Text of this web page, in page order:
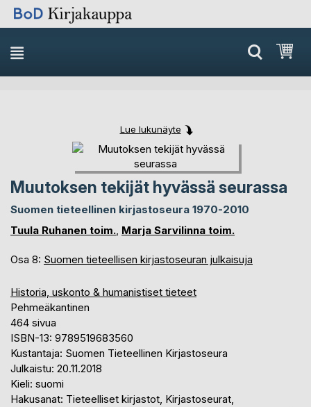
Skip
to
Content
Lue lukunäyte
Skip
to
the
end
of
images
Skip
to
the
beginning
of
images
Muutoksen tekijät hyvässä seurassa
Suomen tieteellinen kirjastoseura 1970-2010
Tuula Ruhanen toim., Marja Sarvilinna toim.
Osa 8: Suomen tieteellisen kirjastoseuran julkaisuja
Historia, uskonto & humanistiset tieteet
Pehmeäkantinen
464 sivua
ISBN-13: 9789519683560
Kustantaja: Suomen Tieteellinen Kirjastoseura
Julkaistu: 20.11.2018
Kieli: suomi
Hakusanat: Tieteelliset kirjastot, Kirjastoseurat,